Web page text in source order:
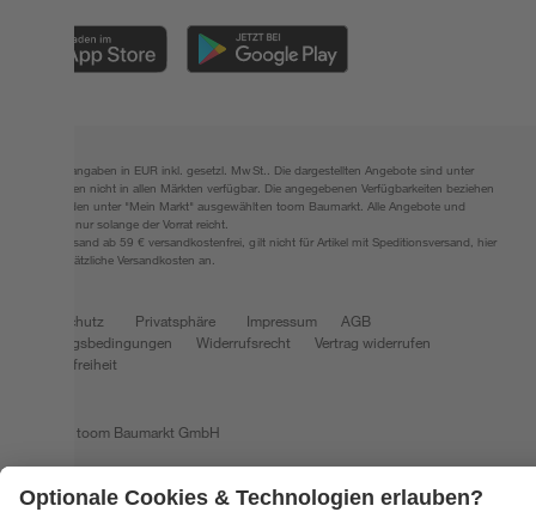
Alle Preisangaben in EUR inkl. gesetzl. MwSt.. Die dargestellten Angebote sind unter
Umständen nicht in allen Märkten verfügbar. Die angegebenen Verfügbarkeiten beziehen
sich auf den unter "Mein Markt" ausgewählten toom Baumarkt. Alle Angebote und
Produkte nur solange der Vorrat reicht.
*Paketversand ab 59 € versandkostenfrei, gilt nicht für Artikel mit Speditionsversand, hier
fallen zusätzliche Versandkosten an.
Datenschutz Privatsphäre Impressum
AGB
Nutzungsbedingungen
Widerrufsrecht
Vertrag widerrufen
Barrierefreiheit
© 2026 toom Baumarkt GmbH